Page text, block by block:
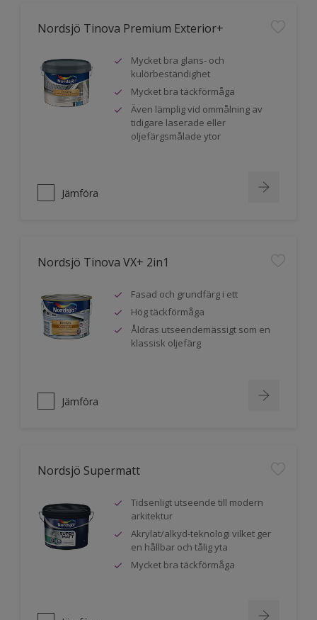
Nordsjö Tinova Premium Exterior+
Mycket bra glans- och
kulörbeständighet
Mycket bra täckförmåga
Även lämplig vid ommålning av
tidigare laserade eller
oljefärgsmålade ytor
Jämföra
Nordsjö Tinova VX+ 2in1
Fasad och grundfärg i ett
Hög täckförmåga
Åldras utseendemässigt som en
klassisk oljefärg
Jämföra
Nordsjö Supermatt
Tidsenligt utseende till modern
arkitektur
Akrylat/alkyd-teknologi vilket ger
en hållbar och tålig yta
Mycket bra täckförmåga